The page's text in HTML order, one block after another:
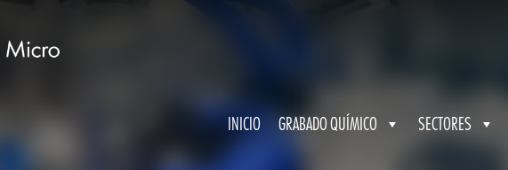
INICIO GRABADO QUÍMICO SECTORES